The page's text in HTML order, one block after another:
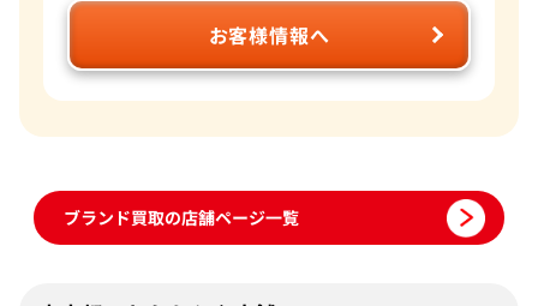
お客様情報へ
ブランド買取の店舗ページ一覧